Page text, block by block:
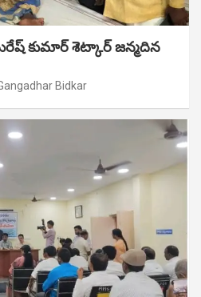
కుమార్ శెట్కార్ జన్మదిన
Bidkar